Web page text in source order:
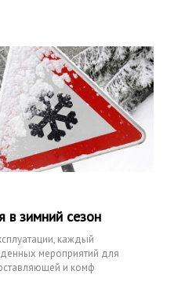
в зимний сезон
каждый
мероприятий для
и комф